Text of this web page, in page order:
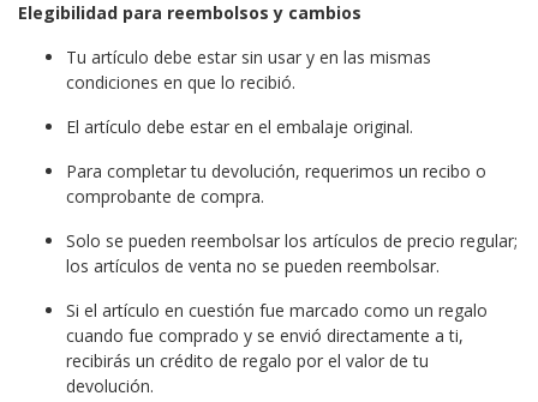
Elegibilidad para reembolsos y cambios
Tu artículo debe estar sin usar y en las mismas
condiciones en que lo recibió.
El artículo debe estar en el embalaje original.
Para completar tu devolución, requerimos un recibo o
comprobante de compra.
Solo se pueden reembolsar los artículos de precio regular;
los artículos de venta no se pueden reembolsar.
Si el artículo en cuestión fue marcado como un regalo
cuando fue comprado y se envió directamente a ti,
recibirás un crédito de regalo por el valor de tu
devolución.